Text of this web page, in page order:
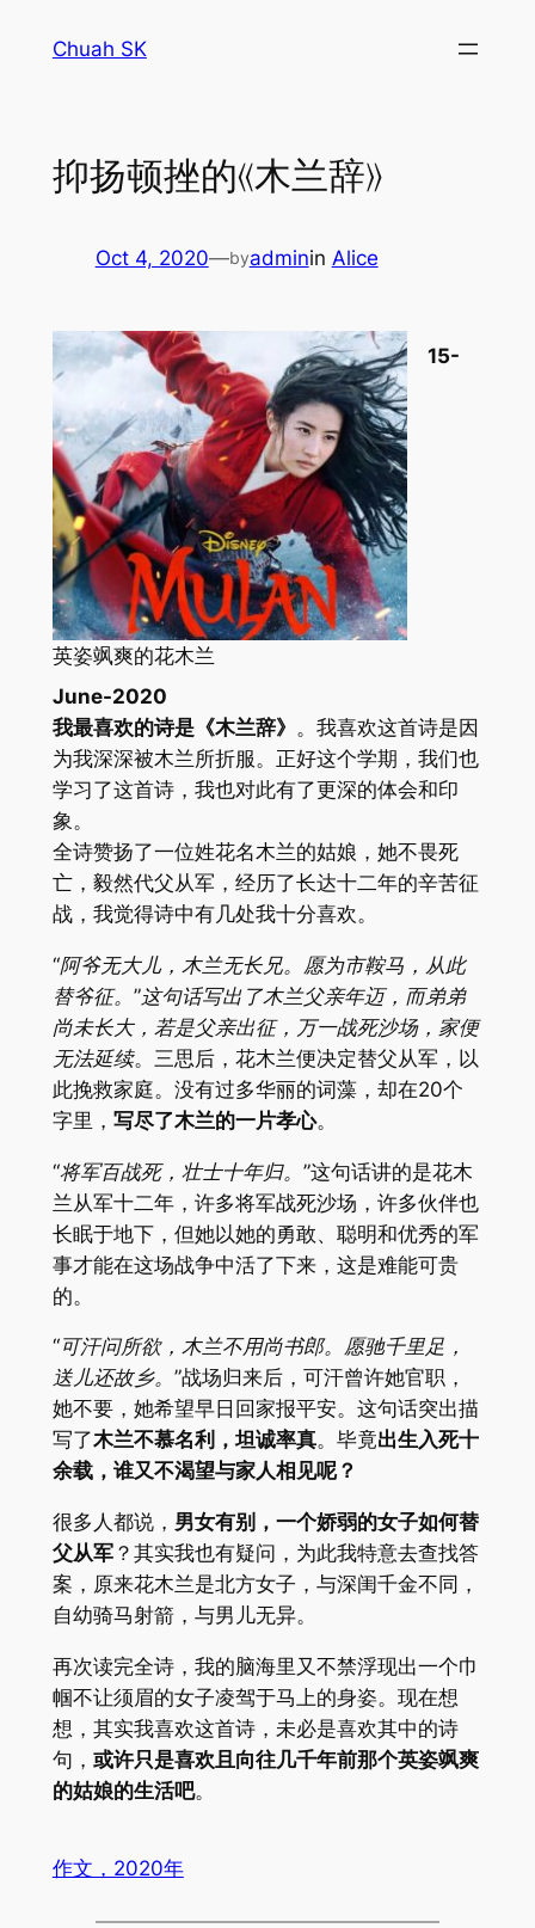
Chuah SK
抑扬顿挫的《木兰辞》
Oct 4, 2020—byadminin Alice
英姿飒爽的花木兰
15-
June-2020
我最喜欢的诗是《木兰辞》 。我喜欢这首诗是因
为我深深被木兰所折服。正好这个学期，我们也
学习了这首诗，我也对此有了更深的体会和印
象。
全诗赞扬了一位姓花名木兰的姑娘，她不畏死
亡，毅然代父从军，经历了长达十二年的辛苦征
战，我觉得诗中有几处我十分喜欢。
“阿爷无大儿，木兰无长兄。愿为市鞍马，从此
替爷征。”这句话写出了木兰父亲年迈，而弟弟
尚未长大，若是父亲出征，万一战死沙场，家便
无法延续。三思后，花木兰便决定替父从军，以
此挽救家庭。没有过多华丽的词藻，却在20个
字里， 写尽了木兰的一片孝心。
“将军百战死，壮士十年归。 ”这句话讲的是花木
兰从军十二年，许多将军战死沙场，许多伙伴也
长眠于地下，但她以她的勇敢、聪明和优秀的军
事才能在这场战争中活了下来，这是难能可贵
的。
“可汗问所欲，木兰不用尚书郎。愿驰千里足，
送儿还故乡。 ”战场归来后，可汗曾许她官职，
她不要，她希望早日回家报平安。这句话突出描
写了木兰不慕名利，坦诚率真。毕竟出生入死十
余载，谁又不渴望与家人相见呢？
很多人都说， 男女有别，一个娇弱的女子如何替
父从军？其实我也有疑问，为此我特意去查找答
案，原来花木兰是北方女子，与深闺千金不同，
自幼骑马射箭，与男儿无异。
再次读完全诗，我的脑海里又不禁浮现出一个巾
帼不让须眉的女子凌驾于马上的身姿。现在想
想，其实我喜欢这首诗，未必是喜欢其中的诗
句， 或许只是喜欢且向往几千年前那个英姿飒爽
的姑娘的生活吧。
作文，2020年